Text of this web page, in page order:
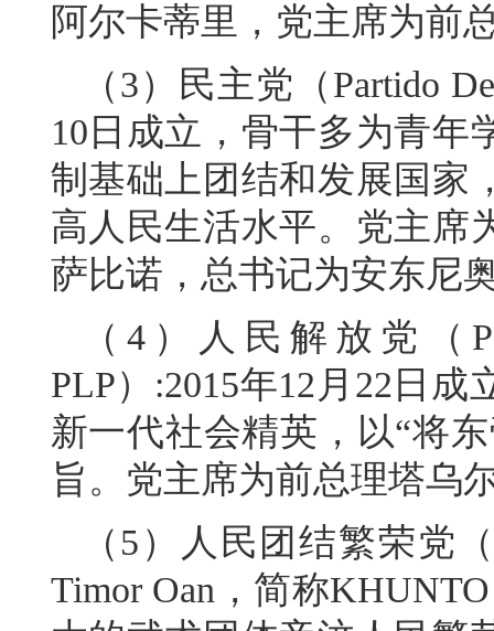
阿尔卡蒂里，党主席为前
（3）民主党（Partido
10日成立，骨干多为青年
制基础上团结和发展国家
高人民生活水平。党主席
萨比诺，总书记为安东尼
（4）人民解放党（
PLP）:2015年12月22日
新一代社会精英，以“将
旨。党主席为前总理塔乌
（5）人民团结繁荣党（
Timor Oan，简称